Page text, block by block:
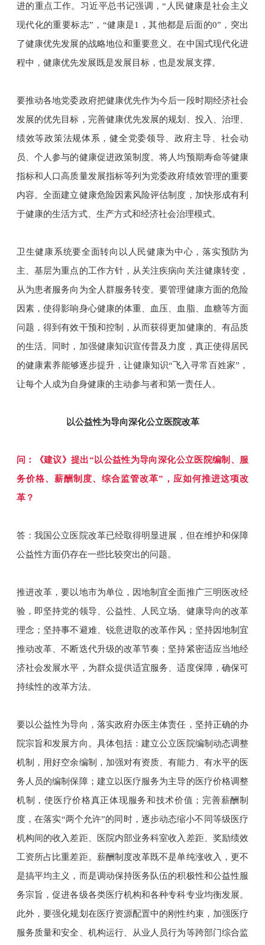
进的重点工作。习近平总书记强调，“人民健康是社会主义
现代化的重要标志”，“健康是1，其他都是后面的0”，突出
了健康优先发展的战略地位和重要意义。在中国式现代化进
程中，健康优先发展既是发展目标，也是发展支撑。
要推动各地党委政府把健康优先作为今后一段时期经济社会
发展的优先目标，完善健康优先发展的规划、投入、治理、
绩效等政策法规体系，健全党委领导、政府主导、社会动
员、个人参与的健康促进政策制度。将人均预期寿命等健康
指标和人口高质量发展指标等列为党委政府绩效管理的重要
内容。全面建立健康危险因素风险评估制度，加快形成有利
于健康的生活方式、生产方式和经济社会治理模式。
卫生健康系统要全面转向以人民健康为中心，落实预防为
主、基层为重点的工作方针，从关注疾病向关注健康转变，
从为患者服务向为全人群服务转变。要管理健康方面的危险
因素，使得影响身心健康的体重、血压、血脂、血糖等方面
问题，得到有效干预和控制，从而获得更加健康的、有品质
的生活。同时，加强健康知识宣传普及力度，真正使得居民
的健康素养能够逐步提升，让健康知识“飞入寻常百姓家”，
让每个人成为自身健康的主动参与者和第一责任人。
以公益性为导向深化公立医院改革
问：《建议》提出“以公益性为导向深化公立医院编制、服
务价格、薪酬制度、综合监管改革”，应如何推进这项改
革？
答：我国公立医院改革已经取得明显进展，但在维护和保障
公益性方面仍存在一些比较突出的问题。
推进改革，要以地市为单位，因地制宜全面推广三明医改经
验，即坚持党的领导、公益性、人民立场、健康导向的改革
理念；坚持事不避难、锐意进取的改革作风；坚持因地制宜
推动改革、不断迭代升级的改革节奏；坚持紧密适应当地经
济社会发展水平，为群众提供适宜服务、适度保障，确保可
持续性的改革方法。
要以公益性为导向，落实政府办医主体责任，坚持正确的办
院宗旨和发展方向。具体包括：建立公立医院编制动态调整
机制，用好空余编制，加强对有资质、有能力、有水平的医
务人员的编制保障；建立以医疗服务为主导的医疗价格调整
机制，使医疗价格真正体现服务和技术价值；完善薪酬制
度，在落实“两个允许”的同时，逐步动态缩小不同等级医疗
机构间的收入差距、医院内部业务科室收入差距、奖励绩效
工资所占比重差距。薪酬制度改革既不是单纯涨收入，更不
是搞平均主义，而是调动保持医务队伍的积极性和公益性服
务宗旨，促进各级各类医疗机构和各种专科专业均衡发展。
此外，要强化规划在医疗资源配置中的刚性约束，加强医疗
服务质量和安全、机构运行、从业人员行为等跨部门综合监